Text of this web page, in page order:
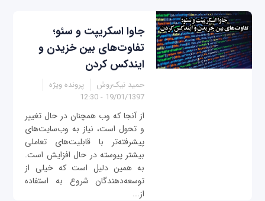
جاوا اسکریپت و سئو؛
تفاوت‌های بین خزیدن و
ایندکس کردن
حمید نیک‌روش
پرونده ویژه
19/01/1397 - 12:30
از آنجا که وب همچنان در حال تغییر
و تحول است، نیاز به ‌وب‌سایت‌های
پیشرفته‌تر با قابلیت‌های تعاملی
بیشتر پیوسته در حال افزایش است.
به ‌همین دلیل است که خیلی از
توسعه‌دهندگان شروع به ‌استفاده
از...